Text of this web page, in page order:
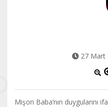
27 Mart
Mişon Baba’nın duygularını